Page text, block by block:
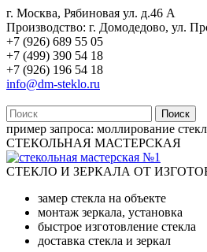
г. Москва, Рябиновая ул. д.46 А
Производство: г. Домодедово, ул.
+7 (926) 689 55 05
+7 (499) 390 54 18
+7 (926) 196 54 18
info@dm-steklo.ru
Поиск
пример запроса: моллирование
СТЕКОЛЬНАЯ МАСТЕРСКАЯ
СТЕКЛО И ЗЕРКАЛА ОТ
замер стекла на объекте
монтаж зеркала, установка
быстрое изготовление стекла
доставка стекла и зеркал